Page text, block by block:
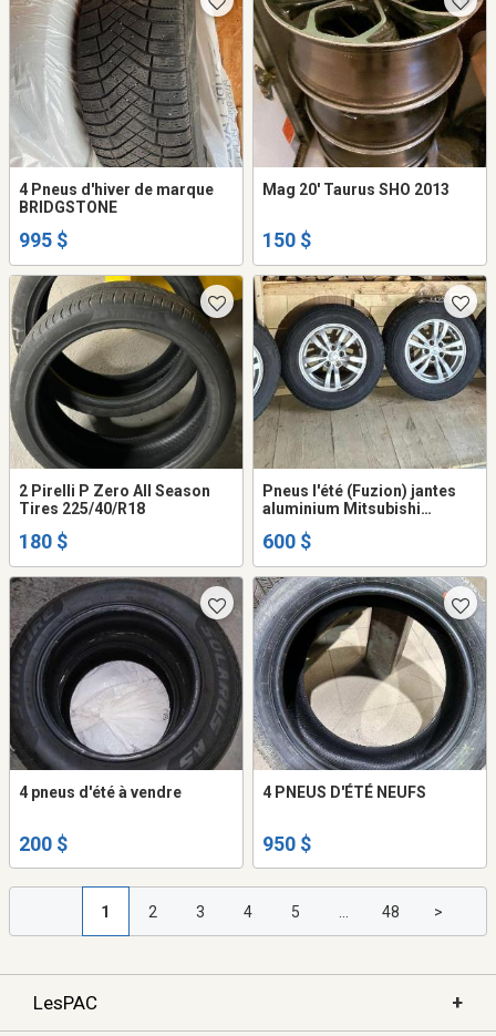
4 Pneus d'hiver de marque
BRIDGSTONE
995 $
Mag 20' Taurus SHO 2013
150 $
2 Pirelli P Zero All Season
Tires 225/40/R18
180 $
Pneus l'été (Fuzion) jantes
aluminium Mitsubishi
sécurité
600 $
4 pneus d'été à vendre
200 $
4 PNEUS D'ÉTÉ NEUFS
950 $
1 2 3 4 5 48 >
LesPAC +